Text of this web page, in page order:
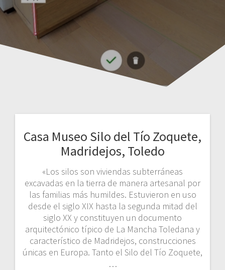
Casa Museo Silo del Tío Zoquete,
Madridejos, Toledo
«Los silos son viviendas subterráneas
excavadas en la tierra de manera artesanal por
las familias más humildes. Estuvieron en uso
desde el siglo XIX hasta la segunda mitad del
siglo XX y constituyen un documento
arquitectónico típico de La Mancha Toledana y
característico de Madridejos, construcciones
únicas en Europa. Tanto el Silo del Tío Zoquete,
…